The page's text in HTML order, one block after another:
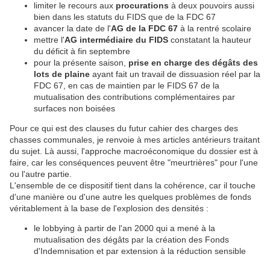
limiter le recours aux procurations à deux pouvoirs aussi
bien dans les statuts du FIDS que de la FDC 67
avancer la date de l'AG de la FDC 67 à la rentré scolaire
mettre l'AG intermédiaire du FIDS constatant la hauteur
du déficit à fin septembre
pour la présente saison, prise en charge des dégâts des
lots de plaine ayant fait un travail de dissuasion réel par la
FDC 67, en cas de maintien par le FIDS 67 de la
mutualisation des contributions complémentaires par
surfaces non boisées
Pour ce qui est des clauses du futur cahier des charges des
chasses communales, je renvoie à mes articles antérieurs traitant
du sujet. Là aussi, l'approche macroéconomique du dossier est à
faire, car les conséquences peuvent être "meurtrières" pour l'une
ou l'autre partie.
L'ensemble de ce dispositif tient dans la cohérence, car il touche
d'une manière ou d'une autre les quelques problèmes de fonds
véritablement à la base de l'explosion des densités :
le lobbying à partir de l'an 2000 qui a mené à la
mutualisation des dégâts par la création des Fonds
d'Indemnisation et par extension à la réduction sensible